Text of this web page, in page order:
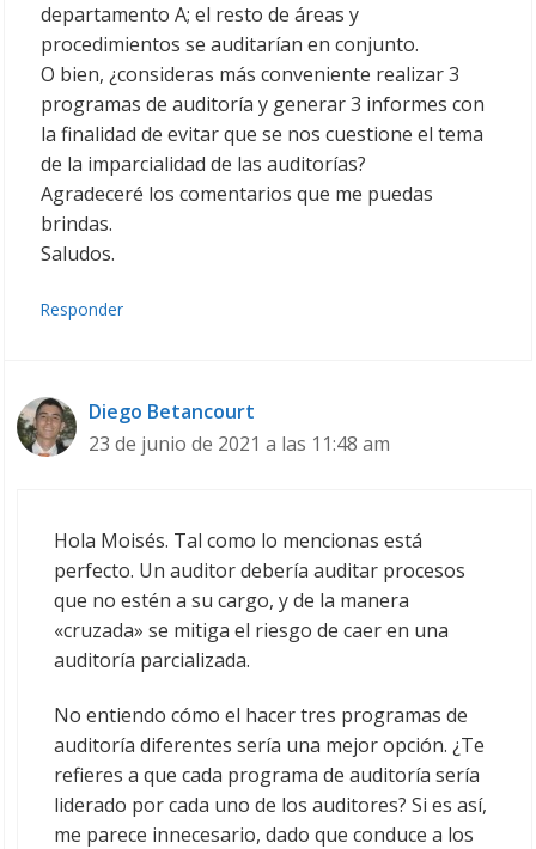
departamento A; el resto de áreas y
procedimientos se auditarían en conjunto.
O bien, ¿consideras más conveniente realizar 3
programas de auditoría y generar 3 informes con
la finalidad de evitar que se nos cuestione el tema
de la imparcialidad de las auditorías?
Agradeceré los comentarios que me puedas
brindas.
Saludos.
Responder
Diego Betancourt
23 de junio de 2021 a las 11:48 am
Hola Moisés. Tal como lo mencionas está
perfecto. Un auditor debería auditar procesos
que no estén a su cargo, y de la manera
«cruzada» se mitiga el riesgo de caer en una
auditoría parcializada.
No entiendo cómo el hacer tres programas de
auditoría diferentes sería una mejor opción. ¿Te
refieres a que cada programa de auditoría sería
liderado por cada uno de los auditores? Si es así,
me parece innecesario, dado que conduce a los